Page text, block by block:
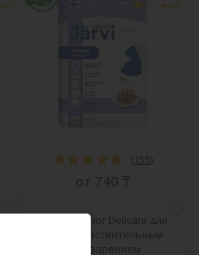
( 155)
от 740 ₸
Pro Plan Junior Delicate для
котят с чувствительным
пищеварением